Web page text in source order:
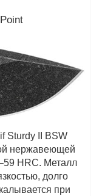
Sturdy II BSW
нержавеющей
HRC. Металл
долго
при